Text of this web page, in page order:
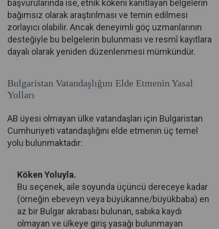
başvurularında ise, etnik kökeni kanıtlayan belgelerin
bağımsız olarak araştırılması ve temin edilmesi
zorlayıcı olabilir. Ancak deneyimli göç uzmanlarının
desteğiyle bu belgelerin bulunması ve resmî kayıtlara
dayalı olarak yeniden düzenlenmesi mümkündür.
Bulgaristan Vatandaşlığını Elde Etmenin Yasal
Yolları
AB üyesi olmayan ülke vatandaşları için Bulgaristan
Cumhuriyeti vatandaşlığını elde etmenin üç temel
yolu bulunmaktadır:
Köken Yoluyla.
Bu seçenek, aile soyunda üçüncü dereceye kadar
(örneğin ebeveyn veya büyükanne/büyükbaba) en
az bir Bulgar akrabası bulunan, sabıka kaydı
olmayan ve ülkeye giriş yasağı bulunmayan